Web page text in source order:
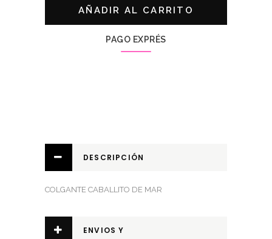
AÑADIR AL CARRITO
PAGO EXPRÉS
DESCRIPCIÓN
COLGANTE CABALLITO DE MAR
ENVIOS Y